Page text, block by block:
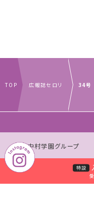
TOP 広報誌セロリ 34号
中村学園グループ
取材のお申し込みについて